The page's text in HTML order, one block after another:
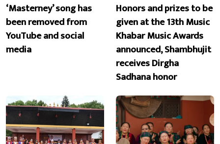
‘Masterney’ song has
been removed from
YouTube and social
media
Honors and prizes to be
given at the 13th Music
Khabar Music Awards
announced, Shambhujit
receives Dirgha
Sadhana honor